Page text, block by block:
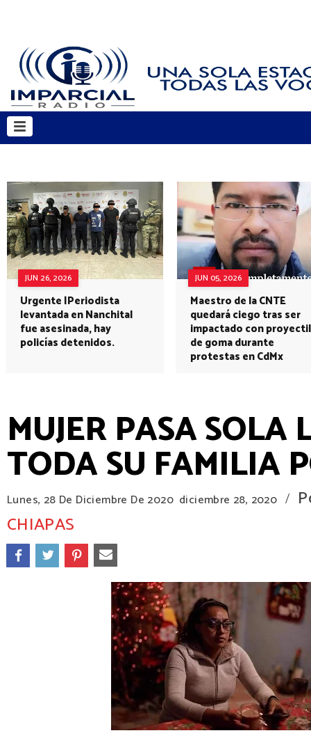
JUN 26, 2026
Urgente |Periodista
levantada en Nanchital
fue asesinada, hay
policías detenidos.
JUN 05, 2026
Maestro de la CNTE
quedará ciego tras ser
impactado con proyectil
de goma durante
protestas en CdMx
MUJER PASA
TODA SU FAMILIA
Lunes, 28 De Diciembre De 2020 diciembre 28, 2020 /
CHIAPAS